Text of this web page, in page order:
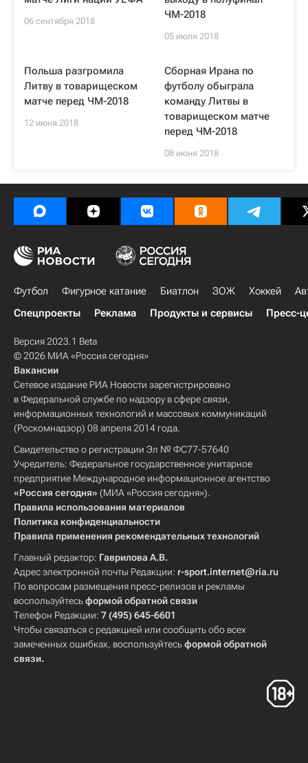
06 сентября 2018
ЧМ-2018
05 июля 2018
Польша разгромила
Литву в товарищеском
матче перед ЧМ-2018
12 июня 2018
Сборная Ирана по
футболу обыграла
команду Литвы в
товарищеском матче
перед ЧМ-2018
08 июня 2018
Футбол Фигурное катание Биатлон ЗОЖ Хоккей
Спецпроекты
Реклама Продукты и сервисы Пресс-
Версия 2023.1 Beta
© 2026 МИА «Россия сегодня»
Вакансии
Сетевое издание РИА Новости зарегистрировано
в Федеральной службе по надзору в сфере связи,
информационных технологий и массовых коммуникаций
(Роскомнадзор) 08 апреля 2014 года.
Свидетельство о регистрации Эл № ФС77-57640
Учредитель: Федеральное государственное унитарное
предприятие Международное информационное агентство
«Россия сегодня» (МИА «Россия сегодня»).
Правила использования материалов
Политика конфиденциальности
Правила применения рекомендательных технологий
Главный редактор: Гаврилова А.В.
Адрес электронной почты Редакции: r-sport.internet@ria.ru
По вопросам размещения пресс-релизов и рекламы
воспользуйтесьформой обратной связи
Телефон Редакции: 7 (495) 645-6601
Чтобы связаться с редакцией или сообщить обо всех
замеченных ошибках, воспользуйтесьформой обратной
связи.